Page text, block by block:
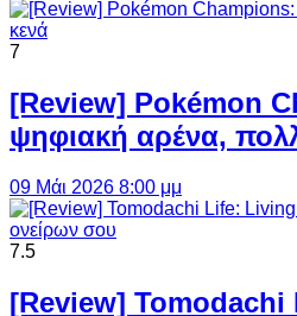
7
[Review] Pokémon
ψηφιακή αρένα,
09 Μάι 2026 8:00 μμ
7.5
[Review]